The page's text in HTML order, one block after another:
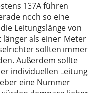
137A führen
noch so eine
Leitungslänge von
als einen Meter
sollten immer
Außerdem sollte
individuellen Leitung
eine Nummer